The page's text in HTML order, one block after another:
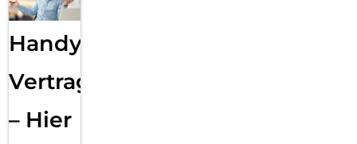
Handy
Vertragsabwicklung
– Hier